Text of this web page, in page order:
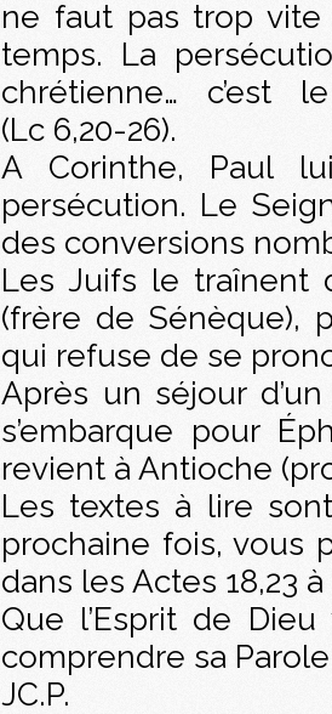
ne faut pas trop
temps. La
chrétienne… c’est
(Lc 6,20-26).
A Corinthe, Paul
persécution. Le
des conversions
Les Juifs le traînent
(frère de Sénèque),
qui refuse de se
Après un séjour
s’embarque pour
revient à Antioche
Les textes à lire
prochaine fois, vous
dans les Actes 18,23 à
Que l’Esprit de
comprendre sa
JC.P.